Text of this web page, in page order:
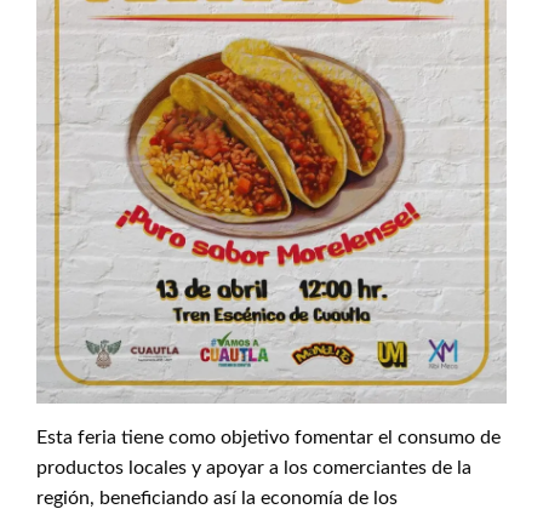
Esta feria tiene como objetivo fomentar el consumo de
productos locales y apoyar a los comerciantes de la
región, beneficiando así la economía de los